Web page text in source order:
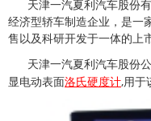
天津一汽夏利汽车股份
经济型轿车制造企业，是一
售以及科研开发于一体的上
天津一汽夏利汽车股份
显电动表面洛氏硬度计,用于